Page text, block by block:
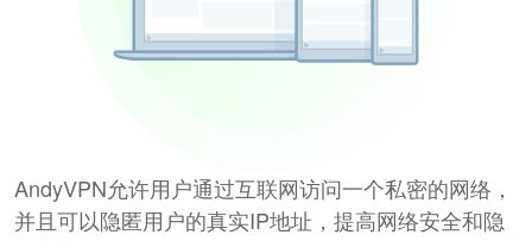
AndyVPN允许用户通过互联网访问一个私密的网络，
并且可以隐匿用户的真实IP地址，提高网络安全和隐